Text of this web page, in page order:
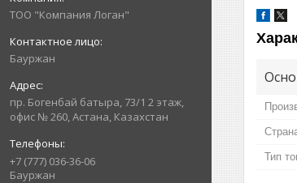
ТОО "Компания Логан"
Бауржан
пр. Богенбай батыра, 73/1 2 этаж,
офис № 260, Астана, Казахстан
+7 (777) 036-36-06
Бауржан
Тип